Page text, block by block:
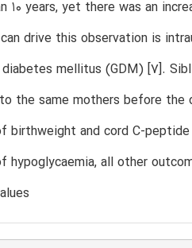
10 years, yet there was an
drive this observation is
mellitus (GDM) [7].
the same mothers before the
birthweight and cord C-
hypoglycaemia, all other